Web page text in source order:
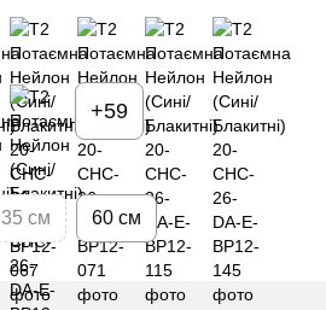
+59
35 см 60 см